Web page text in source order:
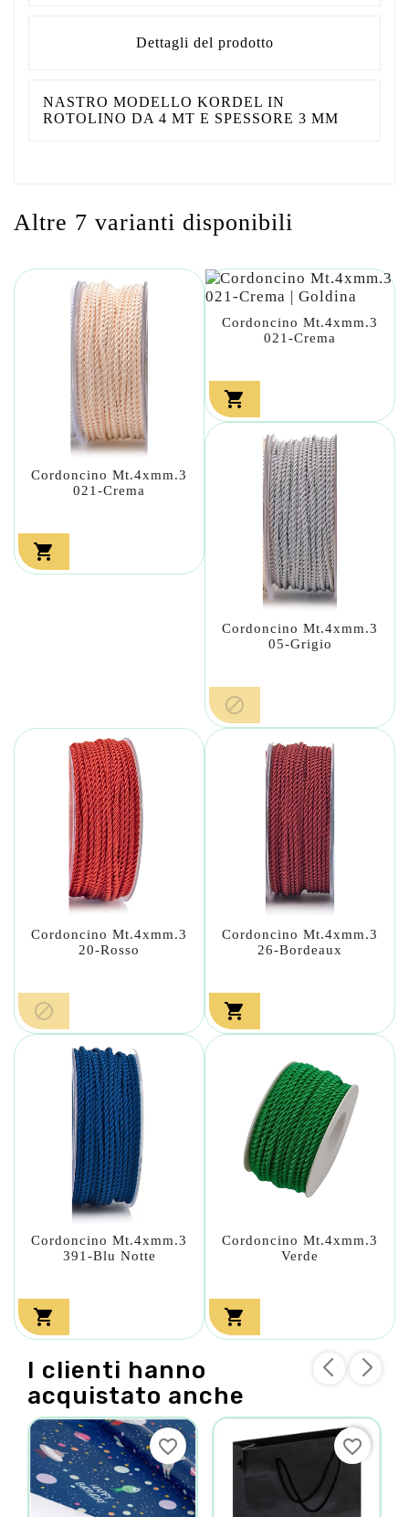
Dettagli del prodotto
NASTRO MODELLO KORDEL IN
ROTOLINO DA 4 MT E SPESSORE 3 MM
Altre 7 varianti disponibili
Cordoncino Mt.4xmm.3
021-Crema

Cordoncino Mt.4xmm.3
021-Crema

Cordoncino Mt.4xmm.3
05-Grigio

Cordoncino Mt.4xmm.3
20-Rosso

Cordoncino Mt.4xmm.3
26-Bordeaux

Cordoncino Mt.4xmm.3
391-Blu Notte

Cordoncino Mt.4xmm.3
Verde

I clienti hanno
acquistato anche
favorite_border favorite_border